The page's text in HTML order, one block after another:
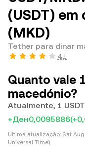
(USDT) em
(MKD)
Tether para dinar
4,1
Quanto vale
macedónio?
Atualmente, 1
+Ден0,0095886
Última atualização: Sat
Universal Time)